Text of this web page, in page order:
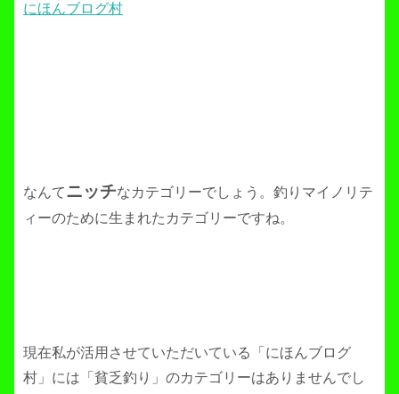
にほんブログ村
なんてニッチなカテゴリーでしょう。釣りマイノリテ
ィーのために生まれたカテゴリーですね。
現在私が活用させていただいている「にほんブログ
村」には「貧乏釣り」のカテゴリーはありませんでし